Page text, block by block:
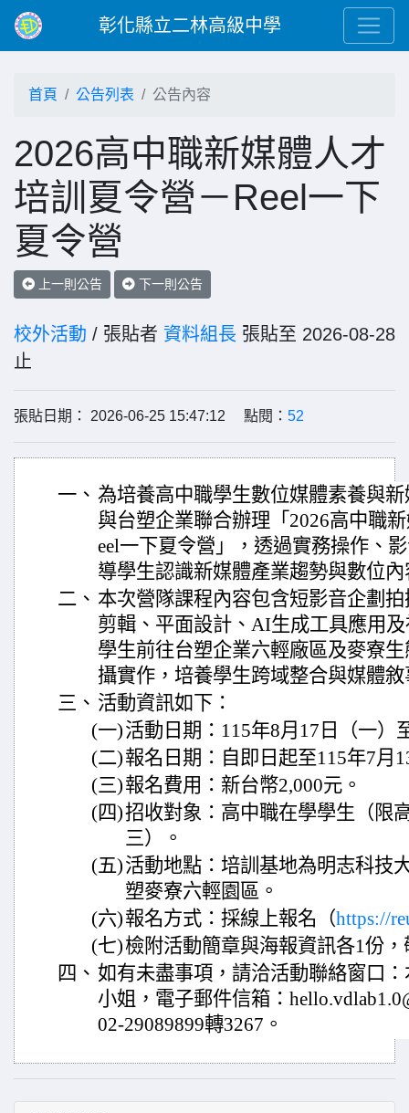
彰化縣立二林高級中學
首頁 公告列表 公告內容
2026高中職新媒體人才
培訓夏令營－Reel一下
夏令營
上一則公告 下一則公告
校外活動 / 張貼者 資料組長 張貼至 2026-08-28
止
張貼日期： 2026-06-25 15:47:12 點閱： 52
一、 為培養高中職學生數位媒體素養與
與台塑企業聯合辦理「2026高中職
eel一下夏令營」，透過實務操作、
導學生認識新媒體產業趨勢與數位
二、 本次營隊課程內容包含短影音企劃
剪輯、平面設計、AI生成工具應用
學生前往台塑企業六輕廠區及麥寮
攝實作，培養學生跨域整合與媒體
三、 活動資訊如下：
(一)活動日期：115年8月17日（一）
(二)報名日期：自即日起至115年7月
(三)報名費用：新台幣2,000元。
(四)招收對象：高中職在學學生（限
三）。
(五)活動地點：培訓基地為明志科技
塑麥寮六輕園區。
(六)報名方式：採線上報名（https://
(七)檢附活動簡章與海報資訊各1份
四、 如有未盡事項，請洽活動聯絡窗口
小姐，電子郵件信箱：
02-29089899轉3267。